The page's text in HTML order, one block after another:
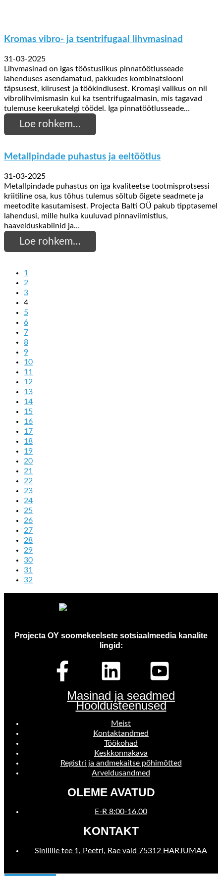
Kromas vibro- ja tsentrifugaal lihvmasinad
31-03-2025
Lihvmasinad on igas tööstuslikus pinnatöötlusseade
lahenduses asendamatud, pakkudes kombinatsiooni
täpsusest, kiirusest ja töökindlusest. Kromaşi valikus on nii
vibrolihvimismasin kui ka tsentrifugaalmasin, mis tagavad
tulemuse keerukatelgi töödel. Iga pinnatöötlusseade…
Loe rohkem…
Metallpindade puhastus ja eeltöötlus
31-03-2025
Metallpindade puhastus on iga kvaliteetse tootmisprotsessi
kriitiline osa, kus tõhus tulemus sõltub õigete seadmete ja
meetodite kasutamisest. Projecta Balti OÜ pakub tipptasemel
lahendusi, mille hulka kuuluvad pinnaviimistlus,
haavelduskabiinid ja…
Loe rohkem…
1
2
3
4
5
6
7
8
9
10
11
12
13
14
15
16
17
18
19
20
21
22
23
24
25
26
27
28
29
30
31
32
Projecta OY soomekeelsete sotsiaalmeedia kanalite
lingid:
Masinad ja seadmed
Hooldusteenused
Meist
Kontaktandmed
Töökohad
Keskkonnakava
Registri ja andmekaitse põhimõtted
Arveldusandmed
OLEME AVATUD
E-R 8:00-16.00
KONTAKT
Sinilille tee 1, Peetri, Rae vald 75312 HARJUMAA